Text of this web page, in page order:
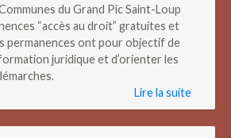
du Grand Pic Saint-Loup
“accès au droit” gratuites et
permanences ont pour objectif de
juridique et d’orienter les
Lire la suite